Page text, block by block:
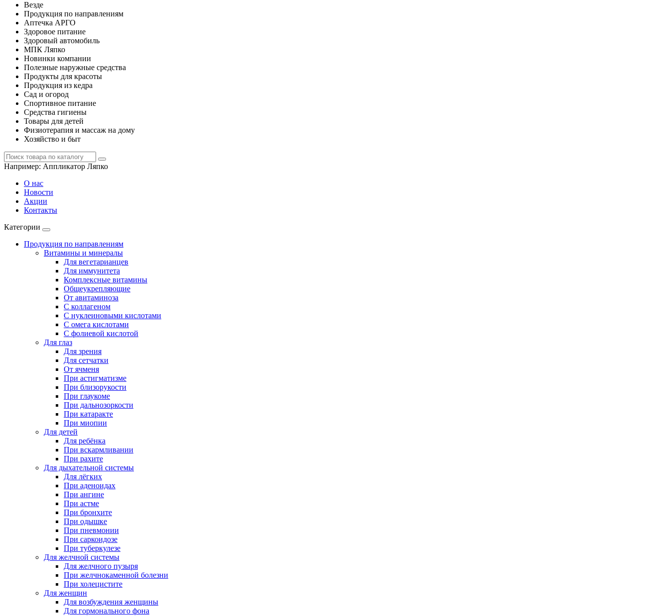
Везде
Продукция по направлениям
Аптечка АРГО
Здоровое питание
Здоровый автомобиль
МПК Ляпко
Новинки компании
Полезные наружные средства
Продукты для красоты
Продукция из кедра
Сад и огород
Спортивное питание
Средства гигиены
Товары для детей
Физиотерапия и массаж на дому
Хозяйство и быт
Например: Аппликатор Ляпко
О нас
Новости
Акции
Контакты
Категории
Продукция по направлениям
Витамины и минералы
Для вегетарианцев
Для иммунитета
Комплексные витамины
Общеукрепляющие
От авитаминоза
С коллагеном
С нуклеиновыми кислотами
С омега кислотами
С фолиевой кислотой
Для глаз
Для зрения
Для сетчатки
От ячменя
При астигматизме
При близорукости
При глаукоме
При дальнозоркости
При катаракте
При миопии
Для детей
Для ребёнка
При вскармливании
При рахите
Для дыхательной системы
Для лёгких
При аденоидах
При ангине
При астме
При бронхите
При одышке
При пневмонии
При саркоидозе
При туберкулезе
Для желчной системы
Для желчного пузыря
При желчнокаменной болезни
При холецистите
Для женщин
Для возбуждения женщины
Для гормонального фона